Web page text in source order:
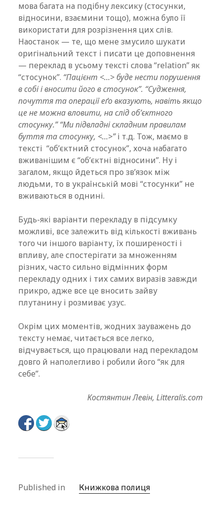
мова багата на подібну лексику (стосунки,
відносини, взаємини тощо), можна було її
використати для розрізнення цих слів.
Наостанок — те, що мене змусило шукати
оригінальний текст і писати це доповнення
— переклад в усьому тексті слова “relation” як
“стосунок”. “Пацієнт <…> буде нести порушення
в собі і вносити його в стосунок”. “Судження,
почуття та операції еґо вказують, навіть якщо
це не можна вловити, на слід об’єктного
стосунку.” “Ми підвладні складним правилам
буття та стосунку, <…>”і т.д. Тож, маємо в
тексті “об’єктний стосунок”, хоча набагато
вживанішим є “об’єктні відносини”. Ну і
загалом, якщо йдеться про зв’язок між
людьми, то в українській мові “стосунки” не
вживаються в однині.
Будь-які варіанти перекладу в підсумку
можливі, все залежить від кількості вживань
того чи іншого варіанту, їх поширеності і
впливу, але спостерігати за множенням
різних, часто сильно відмінних форм
перекладу одних і тих самих виразів завжди
прикро, адже все це вносить зайву
плутанину і розмиває узус.
Окрім цих моментів, жодних зауважень до
тексту немає, читається все легко,
відчувається, що працювали над перекладом
довго й наполегливо і робили його “як для
себе”.
Костянтин Левін, Litteralis.com
Published in Книжкова полиця